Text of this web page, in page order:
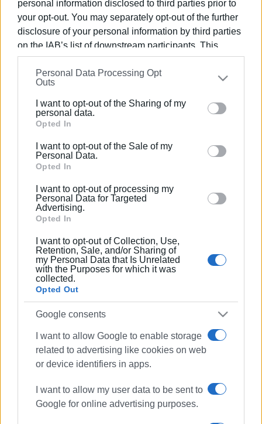
personal information disclosed to third parties prior to
your opt-out. You may separately opt-out of the further
disclosure of your personal information by third parties
on the IAB’s list of downstream participants. This
information may also be disclosed by us to third parties
on theIAB’s List of Downstream Participants
that may
further disclose it to other third parties.
Please note that this website/app uses one or more
Google services and may gather and store information
behaviour. You may click to grant or deny consent to
Google and its third-party tags to use your data for
section.
Personal Data Processing Opt
Outs
I want to opt-out of the Sharing of my
personal data.
Opted In
I want to opt-out of the Sale of my
Personal Data.
Opted In
I want to opt-out of processing my
Personal Data for Targeted
Advertising.
Opted In
I want to opt-out of Collection, Use,
Retention, Sale, and/or Sharing of
my Personal Data that Is Unrelated
with the Purposes for which it was
collected.
Opted Out
Google consents
I want to allow Google to enable storage
related to advertising like cookies on web
or device identifiers in apps.
I want to allow my user data to be sent to
Google for online advertising purposes.
Από το Κεντρικό Λιμεναρχείο Κέρκυρας, αρχικά
απαγορεύτηκε ο απόπλους του ''Αλκίνοος'', ενώ κατόπιν
προσκόμισης βεβαιωτικού από τον νηογνώμονα που
Εμφανίσεις: 76
Ακολουθήστε το enimerosi στοFacebook
Συνδρομητές στο e-paper